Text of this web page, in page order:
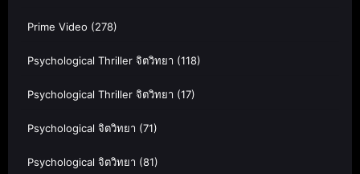
Prime Video (278)
Psychological Thriller จิตวิทยา (118)
Psychological Thriller จิตวิทยา (17)
Psychological จิตวิทยา (71)
Psychological จิตวิทยา (81)